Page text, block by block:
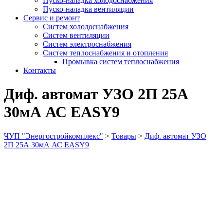
Пуско-наладка вентиляции
Сервис и ремонт
Систем холодоснабжения
Систем вентиляции
Систем электроснабжения
Систем теплоснабжения и отопления
Промывка систем теплоснабжения
Контакты
Диф. автомат УЗО 2П 25А
30мА АС EASY9
ЧУП "Энергостройкомплекс" > Товары > Диф. автомат УЗО
2П 25А 30мА АС EASY9